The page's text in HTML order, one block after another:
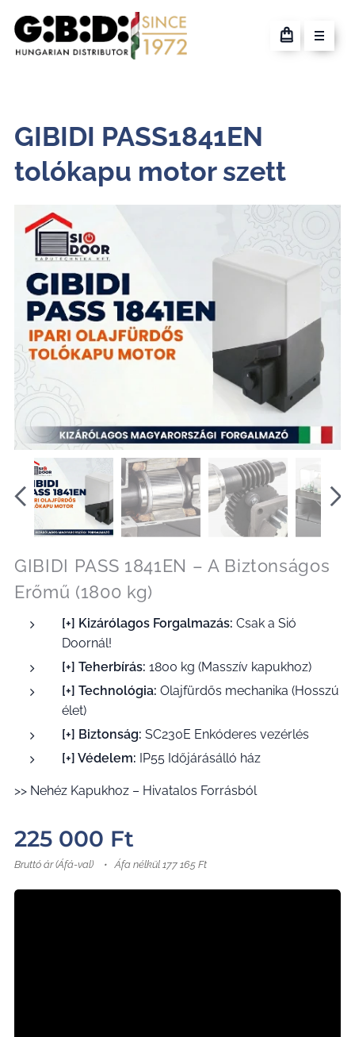
GIBIDI PASS1841EN
tolókapu motor szett
GIBIDI PASS 1841EN – A Biztonságos
Erőmű (1800 kg)
[+] Kizárólagos Forgalmazás: Csak a Sió
Doornál!
[+] Teherbírás: 1800 kg (Masszív kapukhoz)
[+] Technológia: Olajfürdős mechanika (Hosszú
élet)
[+] Biztonság: SC230E Enkóderes vezérlés
[+] Védelem: IP55 Időjárásálló ház
>> Nehéz Kapukhoz – Hivatalos Forrásból
225 000 Ft
Bruttó ár (Áfá-val) Áfa nélkül 177 165 Ft